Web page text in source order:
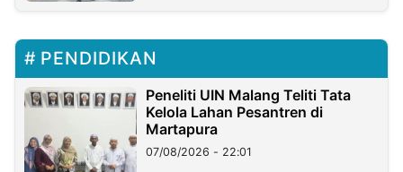
PENDIDIKAN
Peneliti UIN Malang Teliti Tata
Kelola Lahan Pesantren di
Martapura
07/08/2026 - 22:01